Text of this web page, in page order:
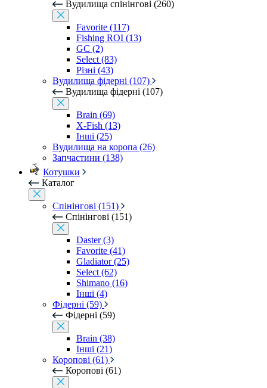
Вудилища спінінгові (260)
Favorite (117)
Fishing ROI (13)
GC (2)
Select (83)
Різні (43)
Вудилища фідерні (107)
Вудилища фідерні (107)
Brain (69)
X-Fish (13)
Інші (25)
Вудилища на коропа (26)
Запчастини (138)
Котушки
Каталог
Спінінгові (151)
Спінінгові (151)
Daster (3)
Favorite (41)
Gladiator (25)
Select (62)
Shimano (16)
Інші (4)
Фідерні (59)
Фідерні (59)
Brain (38)
Інші (21)
Коропові (61)
Коропові (61)